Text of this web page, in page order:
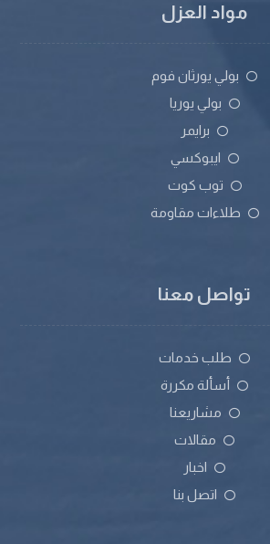
مواد العزل
بولي يورثان فوم
بولي يوريا
برايمر
ايبوكسي
توب كوت
طلاءات مقاومة
تواصل معنا
طلب خدمات
أسألة مكررة
مشاريعنا
مقالات
اخبار
اتصل بنا